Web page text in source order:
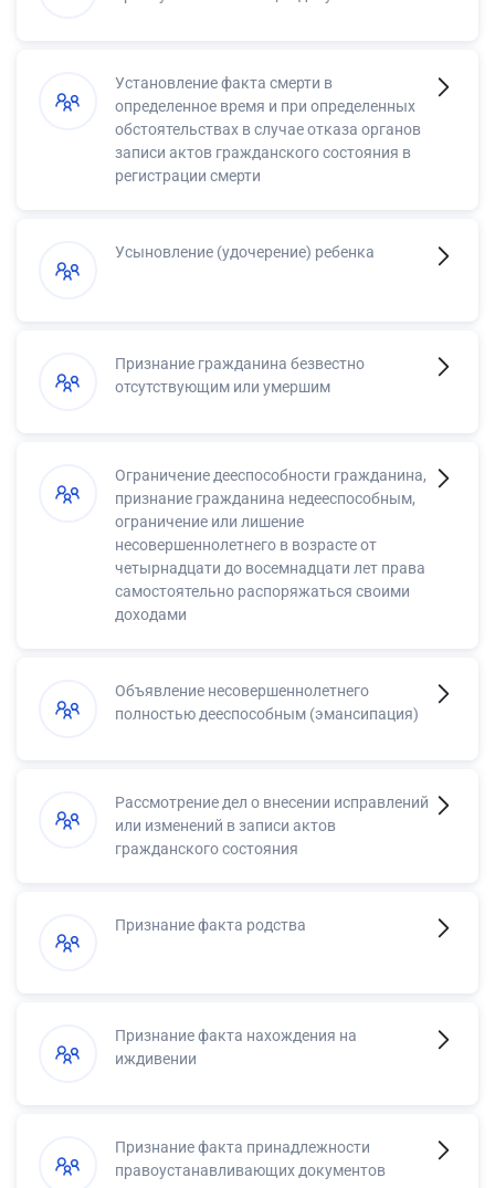
Установление факта смерти в
определенное время и при определенных
обстоятельствах в случае отказа органов
записи актов гражданского состояния в
регистрации смерти
Усыновление (удочерение) ребенка
Признание гражданина безвестно
отсутствующим или умершим
Ограничение дееспособности гражданина,
признание гражданина недееспособным,
ограничение или лишение
несовершеннолетнего в возрасте от
четырнадцати до восемнадцати лет права
самостоятельно распоряжаться своими
доходами
Объявление несовершеннолетнего
полностью дееспособным (эмансипация)
Рассмотрение дел о внесении исправлений
или изменений в записи актов
гражданского состояния
Признание факта родства
Признание факта нахождения на
иждивении
Признание факта принадлежности
правоустанавливающих документов